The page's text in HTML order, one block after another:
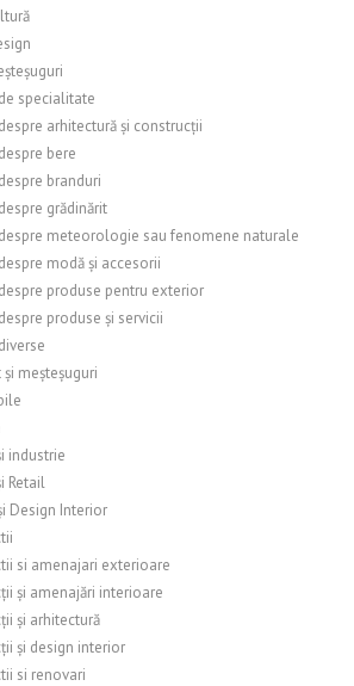
specialitate
arhitectură și construcții
bere
branduri
grădinărit
meteorologie sau fenomene naturale
modă și accesorii
produse pentru exterior
produse și servicii
și meșteșuguri
industrie
Retail
Design Interior
si amenajari exterioare
și amenajări interioare
și arhitectură
și design interior
si renovari